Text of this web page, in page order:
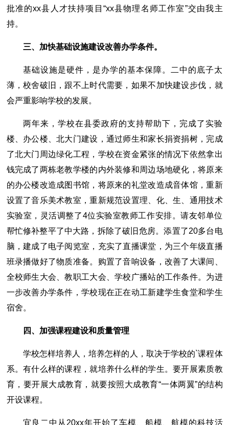
批准的xx县人才扶持项目“xx县物理名师工作室”交由我主
持。
三、加快基础设施建设改善办学条件。
基础设施是硬件，是办学的基本保障。二中的底子太
薄，校舍破旧，跟不上时代需要，如果不加快建设步伐，就
会严重影响学校的发展。
两年来，学校在县委政府的支持帮助下，完成了实验
楼、办公楼、北大门建设，通过师生和家长捐资捐树，完成
了北大门周边绿化工程，学校在资金紧张的情况下依然拿出
钱完成了两栋老教学楼的内外装修和周边场地硬化，将原来
的办公楼改造成图书馆，将原来的礼堂改造成音体馆，重新
设置了音乐美术教室，重新规范设置理、化、生、通用技术
实验室，灵活调整了4位实验室教师工作安排。请友邻单位
帮忙修补整平了中大路，拆除了破旧危房。添置了20多台电
脑，建成了电子阅览室，充实了直播课堂，为三个年级直播
班录播做好了物质准备。购置了音响设备，改善了大课间、
全校师生大会、教职工大会、学校广播站的工作条件。为进
一步改善办学条件，学校现在正在动工新建学生食堂和学生
宿舍。
四、加强课程建设和质量管理
学校怎样培养人，培养怎样的人，取决于学校的`课程体
系。有什么样的课程，就培养什么样的学生。要开展素质教
育，要开展大成教育，就要按照大成教育“一体两翼”的结构
开设课程。
宜良二中从20xx年开始了车模、船模、航模的科技活